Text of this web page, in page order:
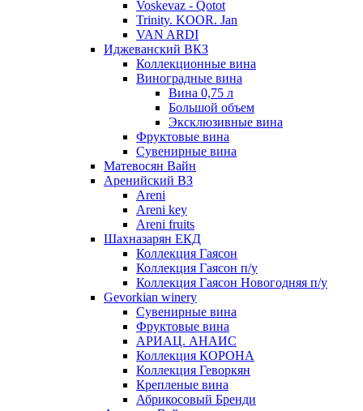
Voskevaz - Qotot
Trinity. KOOR. Jan
VAN ARDI
Иджеванский ВКЗ
Коллекционные вина
Виноградные вина
Вина 0,75 л
Большой объем
Эксклюзивные вина
Фруктовые вина
Cувенирные вина
Матевосян Вайн
Аренийский ВЗ
Areni
Areni key
Areni fruits
Шахназарян ЕКД
Коллекция Гаясон
Коллекция Гаясон п/у
Коллекция Гаясон Новогодняя п/у
Gevorkian winery
Сувенирные вина
Фруктовые вина
АРИАЦ. АНАИС
Коллекция КОРОНА
Коллекция Геворкян
Крепленые вина
Абрикосовый Бренди